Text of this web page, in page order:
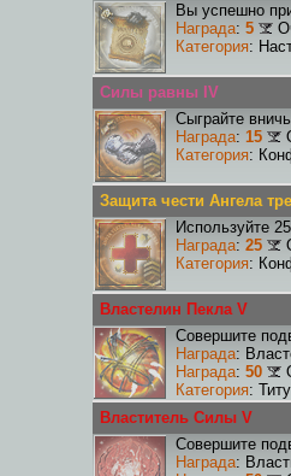
Вы успешно
Награда: 5
Категория:
Силы равны IV
Сыграйте
Награда: 15
Категория:
Защита чести Ангела
Используйте
Награда: 25
Категория:
Властелин Пекла V
Совершите
Награда:
Награда: 50
Категория:
Властитель Силы V
Совершите
Награда: